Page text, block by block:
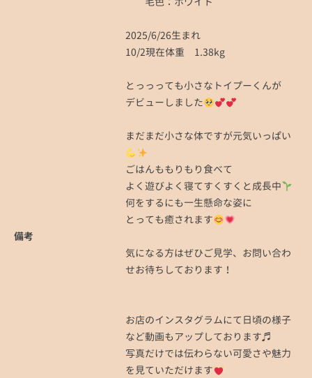
備考
2025/6/26生まれ
10/2現在体重 1.38kg
とっっっても小さなトイプーくんが
デビューしました
まだまだ小さな体ですが元気いっぱい
ごはんももりもり食べて
よく遊びよく寝てすくすくと成長中
何をするにも一生懸命な姿に
とっても癒されます
気になる方はぜひご見学、お問い合わ
せお待ちしております！
お店のインスタグラムにて日頃の様子
など動画もアップしております♬
写真だけでは伝わらない可愛さや魅力
を見ていただけます